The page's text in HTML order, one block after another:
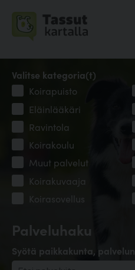
Palveluhaku
Syötä paikkakunta,
Valitse kategoria(t)
Koirapuisto
Eläinlääkäri
Ravintola
Koirakoulu
Muut palvelut
Koirakuvaaja
Koirasovellus